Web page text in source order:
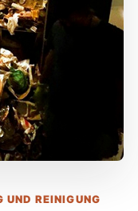
UND REINIGUNG